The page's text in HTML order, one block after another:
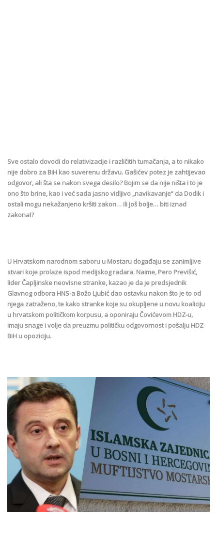
Sve ostalo dovodi do relativizacije i različitih tumačanja, a to nikako
nije dobro za BiH kao suverenu državu. Gašićev potez je zahtijevao
odgovor, ali šta se nakon svega desilo? Bojim se da nije ništa i to je
ono što brine, kao i već sada jasno vidljivo „navikavanje“ da Dodik i
ostali mogu nekažanjeno kršiti zakon… ili još bolje… biti iznad
zakona!?
U Hrvatskom narodnom saboru u Mostaru događaju se zanimljive
stvari koje prolaze ispod medijskog radara. Naime, Pero Previšić,
lider Čapljinske neovisne stranke, kazao je da je predsjednik
Glavnog odbora HNS-a Božo Ljubić dao ostavku nakon što je to od
njega zatraženo, te kako stranke koje su okupljene u novu koaliciju
u hrvatskom političkom korpusu, a oponiraju Čovićevom HDZ-u,
imaju snage i volje da preuzmu političku odgovornost i pošalju HDZ
BiH u opoziciju.